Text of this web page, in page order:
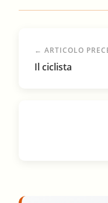
← ARTICOLO
Il ciclista